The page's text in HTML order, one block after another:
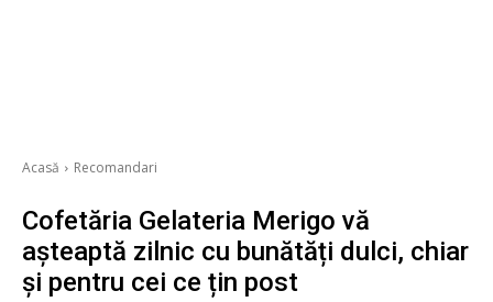
Acasă Recomandari
Cofetăria Gelateria Merigo vă
așteaptă zilnic cu bunătăți dulci, chiar
și pentru cei ce țin post